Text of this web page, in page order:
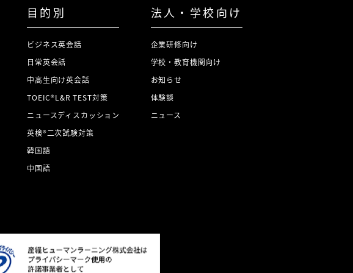
目的別
ビジネス英会話
日常英会話
中高生向け英会話
TOEIC®L&R TEST対策
ニュースディスカッション
英検®二次試験対策
韓国語
中国語
法人・学校向け
企業研修向け
学校・教育機関向け
お知らせ
体験談
ニュース